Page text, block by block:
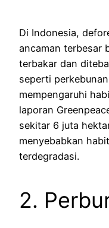
Di Indonesia,
ancaman terbesar
terbakar dan
seperti
mempengaruhi
laporan
sekitar 6 juta
menyebabkan
terdegradasi.
2.